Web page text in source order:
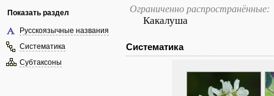
Показать раздел
Русскоязычные названия
Систематика
Субтаксоны
Ограниченно распространённые:
Какалуша
Систематика